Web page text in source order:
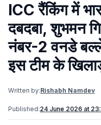
ICC रैंकिंग में
दबदबा, शुभमन
नंबर-2 वनडे
इस टीम के
Written by:Rishabh Namdev
Published:24 June 2026 at